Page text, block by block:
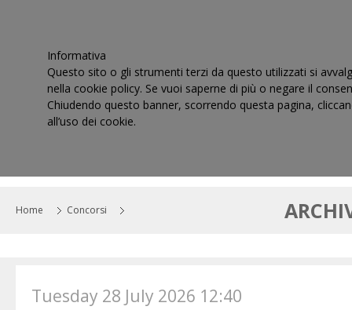
Home Concorsi
Tuesday 28 July 2026 12:40
Informativa
Questo sito o gli strumenti terzi da questo utilizzati si
nella cookie policy. Se vuoi saperne di più o negare il
Chiudendo questo banner, scorrendo questa pagina,
all’uso dei cookie.